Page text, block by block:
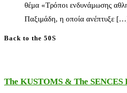
θέμα «Τρόποι ενδυνάμωσης
Παξιμάδη, η οποία ανέπτυξε
Back to the 50S
The KUSTOMS & The